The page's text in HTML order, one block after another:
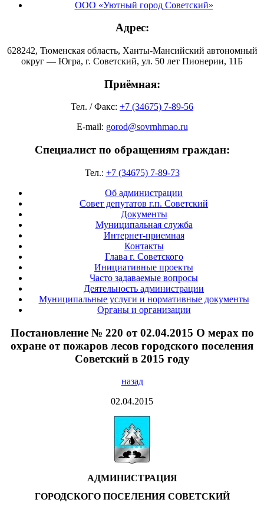
ООО «Уютный город Советский»
Адрес:
628242, Тюменская область, Ханты-Мансийский автономный
округ — Югра, г. Советский, ул. 50 лет Пионерии, 11Б
Приёмная:
Тел. / Факс: +7 (34675) 7-89-56
E-mail: gorod@sovrnhmao.ru
Специалист по обращениям граждан:
Тел.: +7 (34675) 7-89-73
Об администрации
Совет депутатов г.п. Советский
Документы
Муниципальная служба
Интернет-приемная
Контакты
Глава г. Советского
Инициативные проекты
Часто задаваемые вопросы
Деятельность администрации
Муниципальные услуги и нормативные документы
Органы и организации
Постановление № 220 от 02.04.2015 О мерах по
охране от пожаров лесов городского поселения
Советский в 2015 году
назад
02.04.2015
АДМИНИСТРАЦИЯ
ГОРОДСКОГО ПОСЕЛЕНИЯ СОВЕТСКИЙ